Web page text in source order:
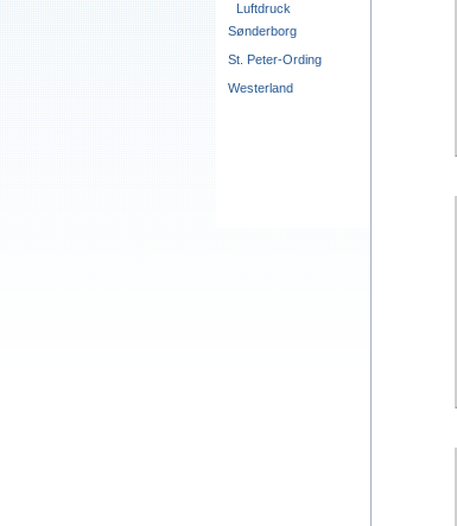
Luftdruck
Sønderborg
St. Peter-Ording
Westerland